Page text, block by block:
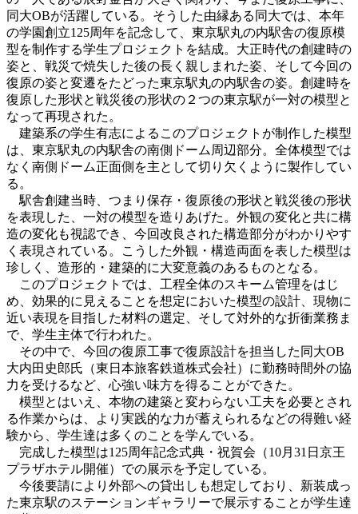
同大OBが活躍している。そうした由縁ある同大では、本年
の学園創立125周年を記念して、東京駅丸の内駅舎の復原模
型を制作する学生プロジェクトを結成。大正時代の創建時の
姿と、戦災で焼失した後の長く親しまれた姿、そして今回の
復原の姿と変遷をたどった東京駅丸の内駅舎の姿。創建時を
復原した形状と戦災後の形状の２つの東京駅が一対の模型と
なって再現された。
建築系の学生有志によるこのプロジェクトが制作した模型
は、東京駅丸の内駅舎の南側ドーム周辺部分。全体模型では
なく南側ドーム正面側を主として切り欠くように製作してい
る。
駅舎創建当時、つまり保存・復原後の形状と戦災後の形状
を表現した、一対の模型を造りあげた。外観の変化と共に構
造の変化も視認でき、今回改良された構造部分がわかりやす
く表現されている。こうした外観・構造両面を表した模型は
珍しく、造形的・建築的に大変意義のあるものとなる。
このプロジェクトでは、工程全体のスキーム管理をはじ
め、効果的に見えることを想定においた模型の設計、現物に
近い表現を目指した材料の選定、そして対外的な折衝業務ま
で、学生主体で行われた。
その中で、今回の復原工事で復原設計を担当した同大OB
大内田史郎氏（東日本旅客鉄道株式会社）に勤務時間外の協
力を受けるなど、心強い味方を得ることができた。
模型とはいえ、本物の建築と変わらない工夫を必要とされ
る作業からは、より実践的な力が蓄えられるなどの得難い経
験から、学生達は多くのことを学んでいる。
完成した模型は125周年記念式典・祝賀会（10月31日京王
プラザホテル開催）での展示を予定している。
今後要請により外部への貸出しも想定しており、新装成っ
た東京駅のステーションギャラリーで展示することが学生達